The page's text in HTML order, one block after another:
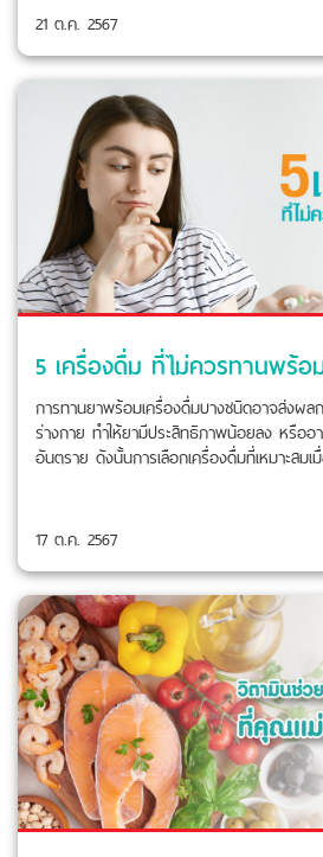
21 ต.ค. 2567
5 เครื่องดื่ม ที่ไม่ควรทานพร้อ
การทานยาพร้อมเครื่องดื่มบางชนิดอาจส่งผล
ร่างกาย ทำให้ยามีประสิทธิภาพน้อยลง หรืออ
อันตราย ดังนั้นการเลือกเครื่องดื่มที่เหมาะสม
17 ต.ค. 2567